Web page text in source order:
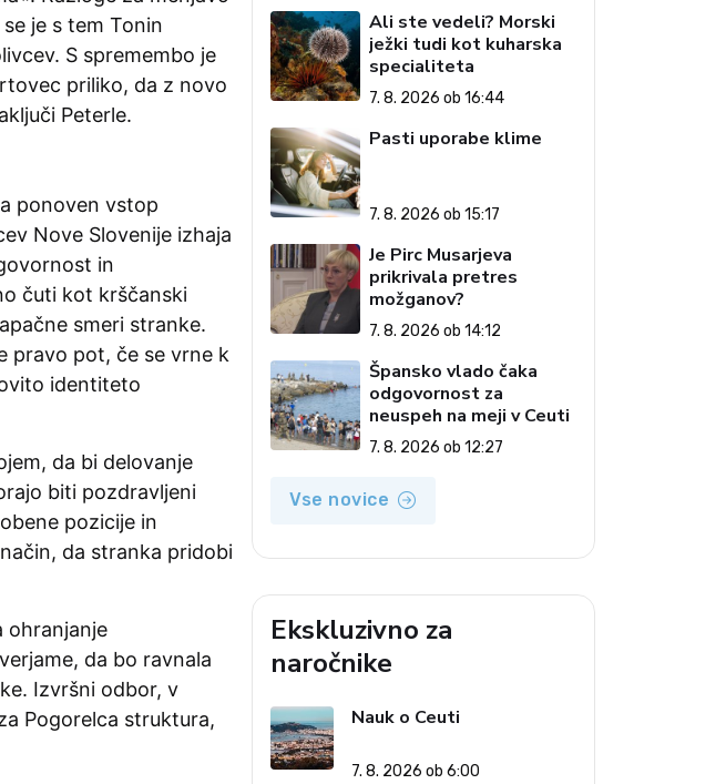
je s tem Tonin
S spremembo je
priliko, da z novo
Peterle.
ponoven vstop
Nove Slovenije izhaja
in
čuti kot krščanski
smeri stranke.
pravo pot, če se vrne k
identiteto
da bi delovanje
biti pozdravljeni
pozicije in
da stranka pridobi
ohranjanje
da bo ravnala
Izvršni odbor, v
Pogorelca struktura,
Ali ste vedeli? Morski
ježki tudi kot kuharska
specialiteta
7. 8. 2026 ob 16:44
Pasti uporabe klime
7. 8. 2026 ob 15:17
Je Pirc Musarjeva
prikrivala pretres
možganov?
7. 8. 2026 ob 14:12
Špansko vlado čaka
odgovornost za
neuspeh na meji v Ceuti
7. 8. 2026 ob 12:27
Vse novice
Ekskluzivno za
naročnike
Nauk o Ceuti
7. 8. 2026 ob 6:00